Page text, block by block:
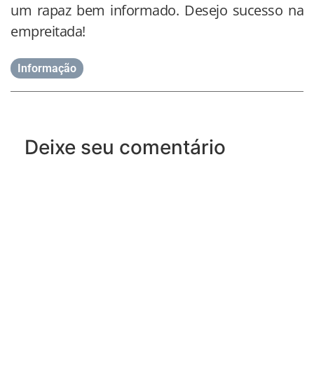
um rapaz bem informado. Desejo sucesso na
empreitada!
Informação
Deixe seu comentário